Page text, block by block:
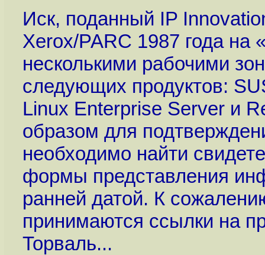
Иск, поданный IP
Xerox/PARC 1987 года на
несколькими рабочими
следующих продуктов:
Linux Enterprise Server и
образом для
необходимо найти
формы представления
ранней датой. К
принимаются ссылки на
Торваль...